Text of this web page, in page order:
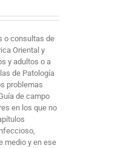
o consultas de
Oriental y
y adultos o a
de Patología
problemas
de campo
en los que no
medio y en ese